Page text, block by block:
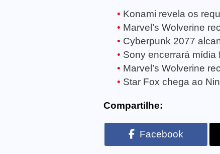
Konami revela os
Marvel’s Wolverine
Cyberpunk 2077
Sony encerrará mídia
Marvel’s Wolverine
Star Fox chega ao
Compartilhe:
Facebook